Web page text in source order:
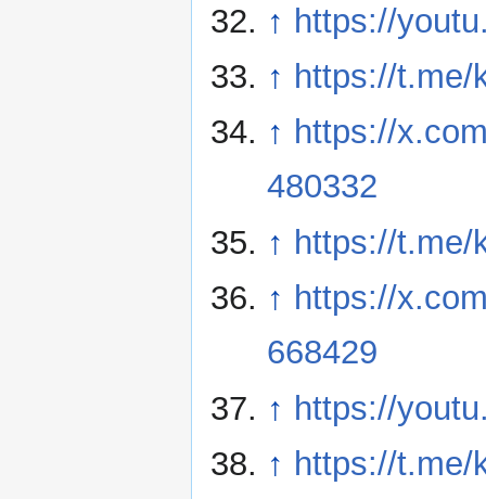
↑ https://
↑ https://t.me/
↑ https://
480332
↑ https://t.me/
↑ https://
668429
↑ https://
↑ https://t.me/